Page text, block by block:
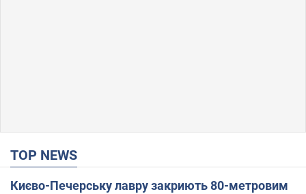
TOP NEWS
Києво-Печерську лавру закриють 80-метровим